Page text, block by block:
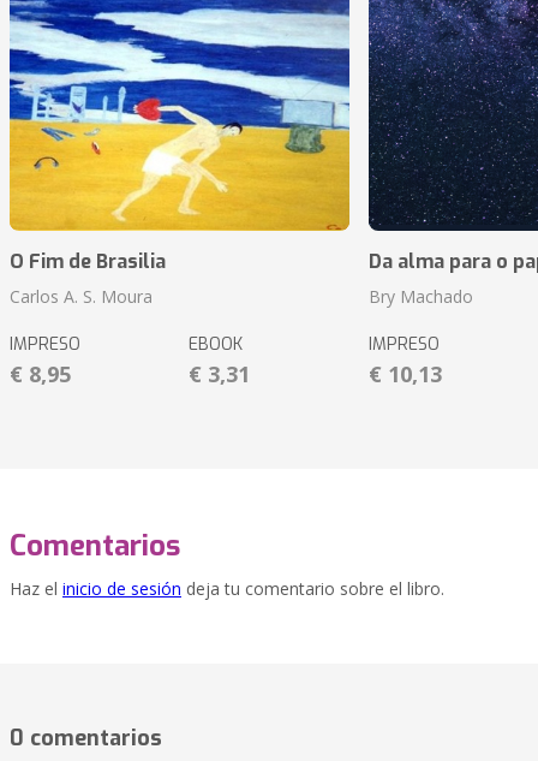
O Fim de Brasilia
Carlos A. S. Moura
IMPRESO
€ 8,95
EBOOK
€ 3,31
Da alma para o
Bry Machado
IMPRESO
€ 10,13
Comentarios
Haz el inicio de sesión deja tu comentario sobre el libro.
0 comentarios